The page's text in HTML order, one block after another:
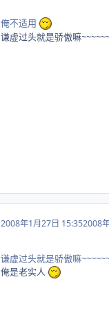
俺不适用
谦虚过头就是骄傲嘛
2008年1月27日 15:352008
谦虚过头就是骄傲嘛
俺是老实人